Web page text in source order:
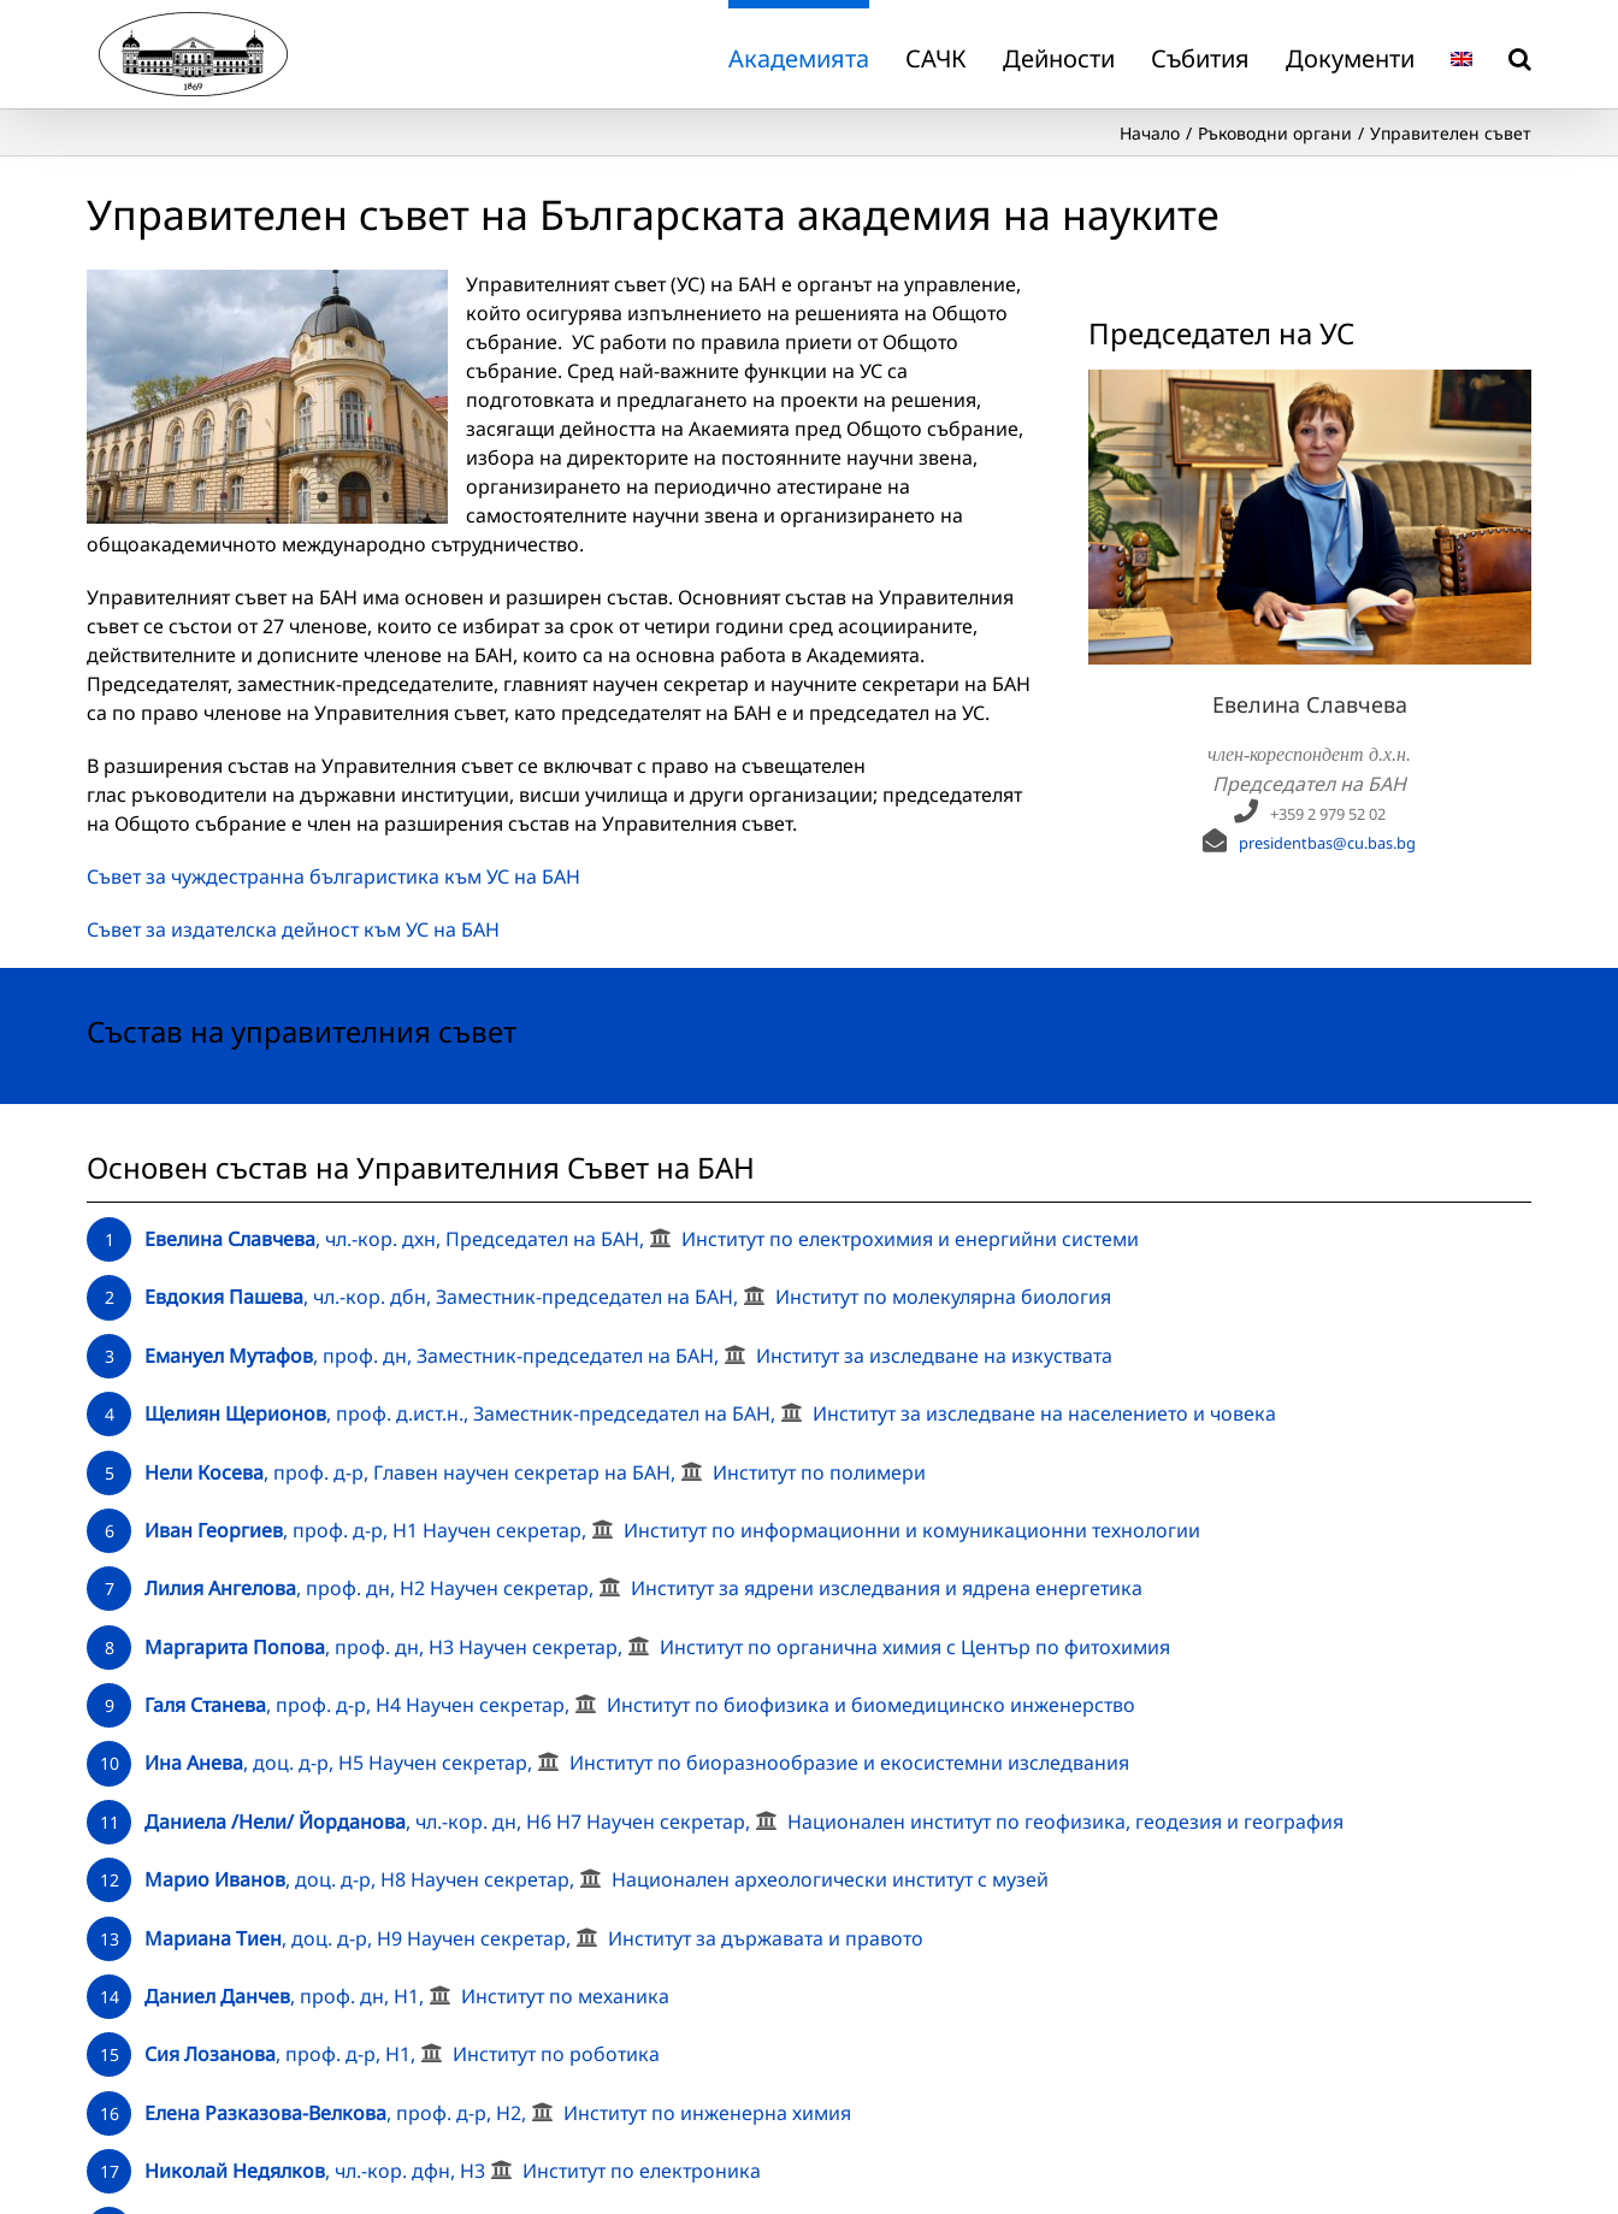
Академията САЧК Дейности Събития Документи
Начало Ръководни органи Управителен съвет
Управителен съвет на Българската академия на науките
Управителният съвет (УС) на БАН е органът на управление,
който осигурява изпълнението на решенията на Общото
събрание. УС работи по правила приети от Общото
събрание. Сред най-важните функции на УС са
подготовката и предлагането на проекти на решения,
засягащи дейността на Акаемията пред Общото събрание,
избора на директорите на постоянните научни звена,
организирането на периодично атестиране на
самостоятелните научни звена и организирането на
общоакадемичното международно сътрудничество.
Управителният съвет на БАН има основен и разширен състав. Основният състав на Управителния
съвет се състои от 27 членове, които се избират за срок от четири години сред асоциираните,
действителните и дописните членове на БАН, които са на основна работа в Академията.
Председателят, заместник-председателите, главният научен секретар и научните секретари на БАН
са по право членове на Управителния съвет, като председателят на БАН е и председател на УС.
В разширения състав на Управителния съвет се включват с право на съвещателен
глас ръководители на държавни институции, висши училища и други организации; председателят
на Общото събрание е член на разширения състав на Управителния съвет.
Съвет за чуждестранна българистика към УС на БАН
Съвет за издателска дейност към УС на БАН
Председател на УС
Евелина Славчева
член-кореспондент д.х.н.
Председател на БАН
+359 2 979 52 02
presidentbas@cu.bas.bg
Състав на управителния съвет
Основен състав на Управителния Съвет на БАН
1 Евелина Славчева, чл.-кор. дхн, Председател на БАН, Институт по електрохимия и енергийни системи
2 Евдокия Пашева, чл.-кор. дбн, Заместник-председател на БАН, Институт по молекулярна биология
3 Емануел Мутафов, проф. дн, Заместник-председател на БАН, Институт за изследване на изкуствата
4 Щелиян Щерионов, проф. д.ист.н., Заместник-председател на БАН, Институт за изследване на населението и човека
5 Нели Косева, проф. д-р, Главен научен секретар на БАН, Институт по полимери
6 Иван Георгиев, проф. д-р, Н1 Научен секретар, Институт по информационни и комуникационни технологии
7 Лилия Ангелова, проф. дн, Н2 Научен секретар, Институт за ядрени изследвания и ядрена енергетика
8 Маргарита Попова, проф. дн, Н3 Научен секретар, Институт по органична химия с Център по фитохимия
9 Галя Станева, проф. д-р, Н4 Научен секретар, Институт по биофизика и биомедицинско инженерство
10 Ина Анева, доц. д-р, Н5 Научен секретар, Институт по биоразнообразие и екосистемни изследвания
11 Даниела /Нели/ Йорданова, чл.-кор. дн, Н6 Н7 Научен секретар, Национален институт по геофизика, геодезия и география
12 Марио Иванов, доц. д-р, Н8 Научен секретар, Национален археологически институт с музей
13 Мариана Тиен, доц. д-р, Н9 Научен секретар, Институт за държавата и правото
14 Даниел Данчев, проф. дн, Н1, Институт по механика
15 Сия Лозанова, проф. д-р, Н1, Институт по роботика
16 Елена Разказова-Велкова, проф. д-р, Н2, Институт по инженерна химия
17 Николай Недялков, чл.-кор. дфн, Н3 Институт по електроника